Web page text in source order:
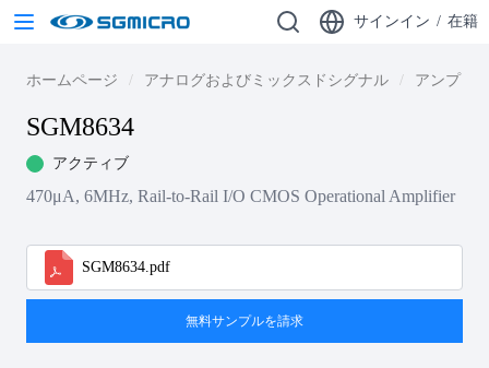
サインイン / 在籍
ホームページ アナログおよびミックスドシグナル アンプ
SGM8634
アクティブ
470μA, 6MHz, Rail-to-Rail I/O CMOS Operational Amplifier
SGM8634.pdf
無料サンプルを請求